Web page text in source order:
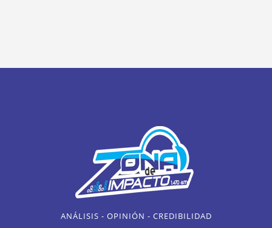
ANÁLISIS - OPINIÓN - CREDIBILIDAD